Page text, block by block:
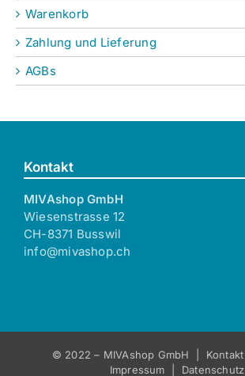
Warenkorb
Zahlung und Lieferung
AGBs
Kontakt
MIVAshop GmbH
Wiesenstrasse 12
CH-8371 Busswil
info@mivashop.ch
© 2022 – MIVAshop GmbH | Kontakt
Impressum
Datenschutz